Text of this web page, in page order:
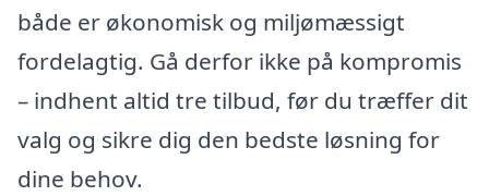
både er økonomisk og miljømæssigt
fordelagtig. Gå derfor ikke på kompromis
– indhent altid tre tilbud, før du træffer dit
valg og sikre dig den bedste løsning for
dine behov.